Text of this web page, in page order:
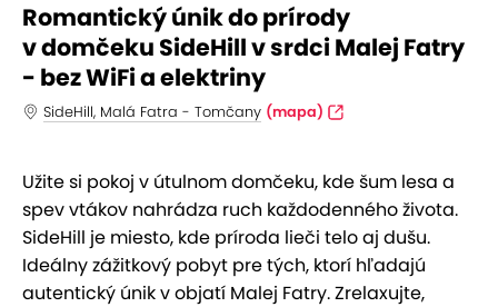
Romantický únik do prírody
v domčeku SideHill v srdci Malej Fatry
- bez WiFi a elektriny
SideHill, Malá Fatra - Tomčany (mapa)
Užite si pokoj v útulnom domčeku, kde šum lesa a
spev vtákov nahrádza ruch každodenného života.
SideHill je miesto, kde príroda lieči telo aj dušu.
Ideálny zážitkový pobyt pre tých, ktorí hľadajú
autentický únik v objatí Malej Fatry. Zrelaxujte,